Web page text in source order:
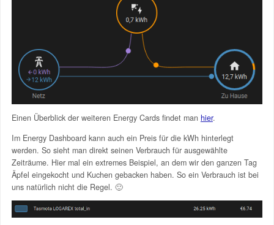
Einen Überblick der weiteren Energy Cards findet man hier.
Im Energy Dashboard kann auch ein Preis für die kWh hinterlegt
werden. So sieht man direkt seinen Verbrauch für ausgewählte
Zeiträume. Hier mal ein extremes Beispiel, an dem wir den ganzen Tag
Äpfel eingekocht und Kuchen gebacken haben. So ein Verbrauch ist bei
uns natürlich nicht die Regel. 🙂